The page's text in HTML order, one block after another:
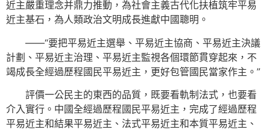
近主嚴重理念并鼎力推動，為社會主義古代化扶植筑牢平易
近主基石，為人類政治文明成長進獻中國聰明。
——“要把平易近主選舉、平易近主協商、平易近主決議
計劃、平易近主治理、平易近主監視各個環節貫穿起來，不
竭成長全經過歷程國民平易近主，更好包管國民當家作主。”
評價一公民主的東西的品質，既要看軌制法式，也要看
介入實行。中國全經過歷程國民平易近主，完成了經過歷程
平易近主和結果平易近主、法式平易近主和本質平易近主、